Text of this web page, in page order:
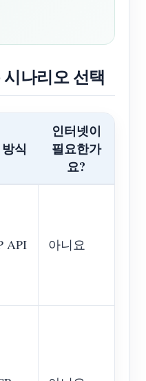
나리오 선택
식
인터넷이
필요한가
요?
API 아니요